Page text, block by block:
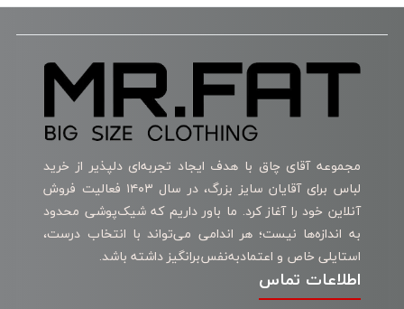
مجموعه آقای چاق با هدف ایجاد تجربه‌ای دلپذیر از خرید
لباس برای آقایان سایز بزرگ، در سال ۱۴۰۳ فعالیت فروش
آنلاین خود را آغاز کرد. ما باور داریم که شیک‌پوشی محدود
به اندازه‌ها نیست؛ هر اندامی می‌تواند با انتخاب درست،
استایلی خاص و اعتمادبه‌نفس‌برانگیز داشته باشد.
اطلاعات تماس